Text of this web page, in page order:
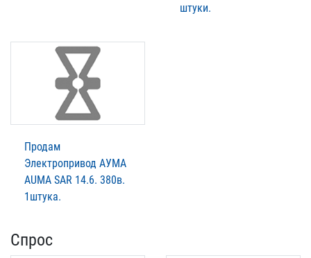
штуки.
Продам
Электропривод АУМА
AUMA SАR 14.6. 380в.
1штука.
Спрос